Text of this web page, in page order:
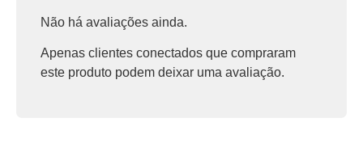
Não há avaliações ainda.
Apenas clientes conectados que compraram
este produto podem deixar uma avaliação.